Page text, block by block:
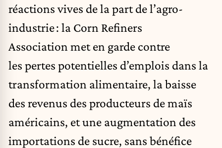
réactions vives de la part de l’agro-
industrie : la Corn Refiners
Association met en garde contre
les pertes potentielles d’emplois dans la
transformation alimentaire, la baisse
des revenus des producteurs de maïs
américains, et une augmentation des
importations de sucre, sans bénéfice